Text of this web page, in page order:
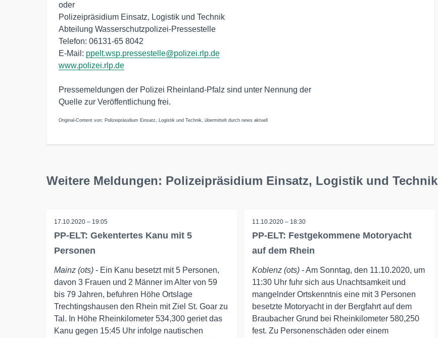
oder
Polizeipräsidium Einsatz, Logistik und Technik
Abteilung Wasserschutzpolizei-Pressestelle
Telefon: 06131-65 8042
E-Mail: ppelt.wsp.pressestelle@polizei.rlp.de
www.polizei.rlp.de
Pressemeldungen der Polizei Rheinland-Pfalz sind unter Nennung der
Quelle zur Veröffentlichung frei.
Original-Content von: Polizeipräsidium Einsatz, Logistik und Technik, übermittelt durch news aktuell
Weitere Meldungen: Polizeipräsidium Einsatz, Logistik und Technik
17.10.2020 – 19:05
PP-ELT: Gekentertes Kanu mit 5
Personen
Mainz (ots) - Ein Kanu besetzt mit 5 Personen,
davon 3 Frauen und 2 Männer im Alter von 59
bis 79 Jahren, befuhren Höhe Ortslage
Trechtingshausen den Rhein mit Ziel St. Goar zu
Tal. In Höhe Rheinkilometer 534,300 geriet das
Kanu gegen 15:45 Uhr infolge nautischen
11.10.2020 – 18:30
PP-ELT: Festgekommene Motoryacht
auf dem Rhein
Koblenz (ots)- Am Sonntag, den 11.10.2020, um
11:30 Uhr fuhr sich aus Unachtsamkeit und
mangelnder Ortskenntnis eine mit 3 Personen
besetzte Motoryacht in der Bergfahrt auf dem
Braubacher Grund bei Rheinkilometer 580,250
fest. Zu Personenschäden oder einem